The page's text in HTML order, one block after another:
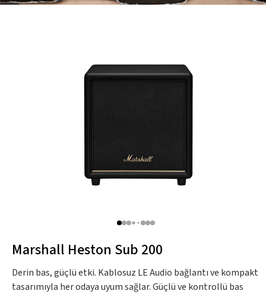
Marshall Heston Sub 200
Derin bas, güçlü etki. Kablosuz LE Audio bağlantı ve kompakt
tasarımıyla her odaya uyum sağlar. Güçlü ve kontrollü bas